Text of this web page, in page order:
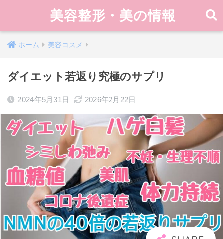
美容整形・美の情報
ホーム 美容コスメ
ダイエット若返り究極のサプリ
2024年5月31日 2026年2月22日